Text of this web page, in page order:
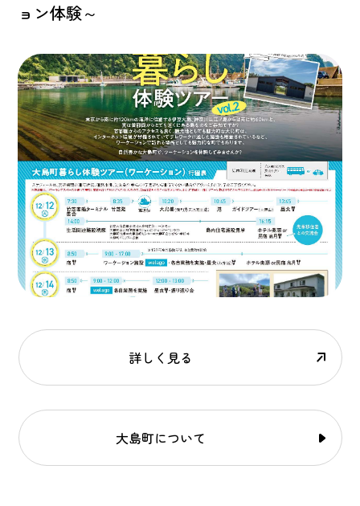
ョン体験～
詳しく見る
大島町について